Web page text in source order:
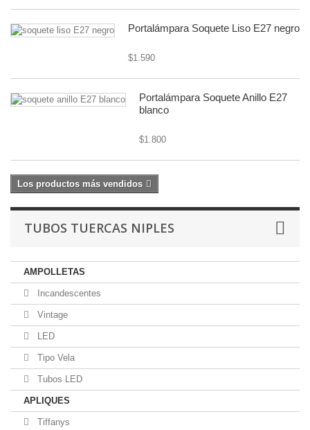
Portalámpara Soquete Liso E27 negro
$1.590
Portalámpara Soquete Anillo E27
blanco
$1.800
Los productos más vendidos
TUBOS TUERCAS NIPLES
AMPOLLETAS
Incandescentes
Vintage
LED
Tipo Vela
Tubos LED
APLIQUES
Tiffanys